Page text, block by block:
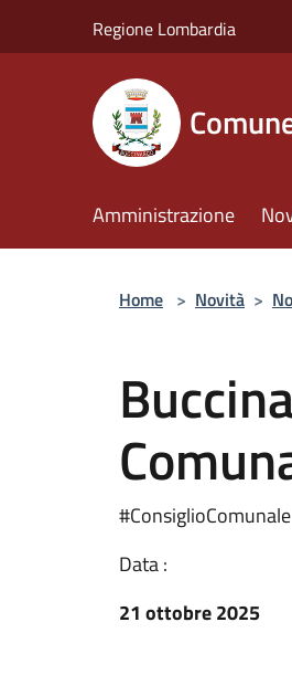
Regione Lombardia
Amministrazione
Home > Novità >
#ConsiglioComunale
Data :
21 ottobre 2025